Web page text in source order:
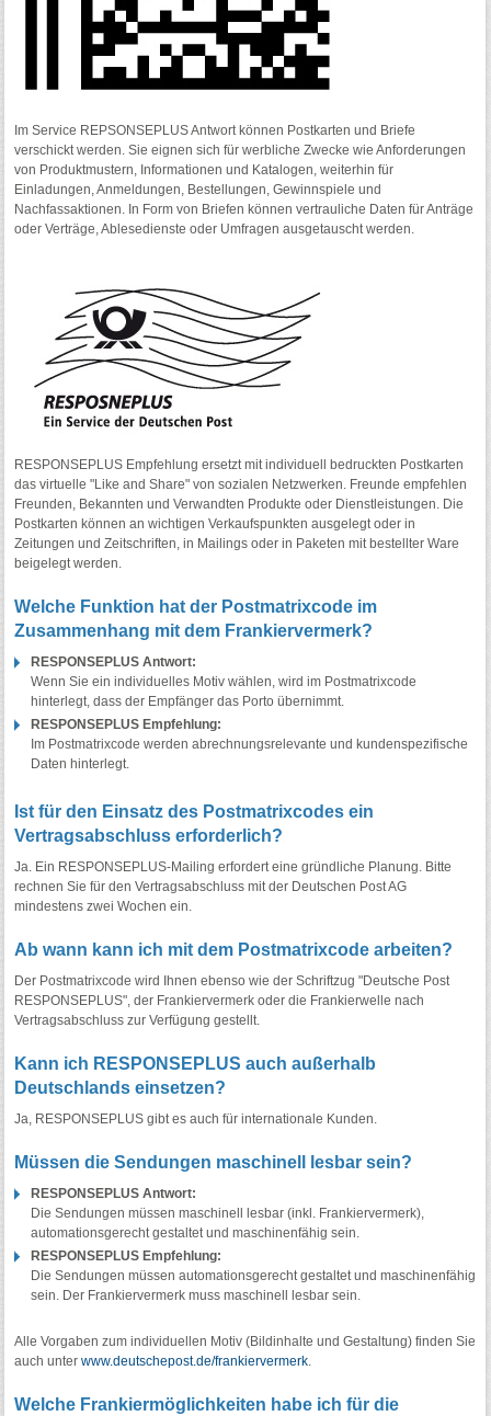
Im Service REPSONSEPLUS Antwort können Postkarten und Briefe
verschickt werden. Sie eignen sich für werbliche Zwecke wie Anforderungen
von Produktmustern, Informationen und Katalogen, weiterhin für
Einladungen, Anmeldungen, Bestellungen, Gewinnspiele und
Nachfassaktionen. In Form von Briefen können vertrauliche Daten für Anträge
oder Verträge, Ablesedienste oder Umfragen ausgetauscht werden.
RESPONSEPLUS Empfehlung ersetzt mit individuell bedruckten Postkarten
das virtuelle "Like and Share" von sozialen Netzwerken. Freunde empfehlen
Freunden, Bekannten und Verwandten Produkte oder Dienstleistungen. Die
Postkarten können an wichtigen Verkaufspunkten ausgelegt oder in
Zeitungen und Zeitschriften, in Mailings oder in Paketen mit bestellter Ware
beigelegt werden.
Welche Funktion hat der Postmatrixcode im
Zusammenhang mit dem Frankiervermerk?
RESPONSEPLUS Antwort:
Wenn Sie ein individuelles Motiv wählen, wird im Postmatrixcode
hinterlegt, dass der Empfänger das Porto übernimmt.
RESPONSEPLUS Empfehlung:
Im Postmatrixcode werden abrechnungsrelevante und kundenspezifische
Daten hinterlegt.
Ist für den Einsatz des Postmatrixcodes ein
Vertragsabschluss erforderlich?
Ja. Ein RESPONSEPLUS-Mailing erfordert eine gründliche Planung. Bitte
rechnen Sie für den Vertragsabschluss mit der Deutschen Post AG
mindestens zwei Wochen ein.
Ab wann kann ich mit dem Postmatrixcode arbeiten?
Der Postmatrixcode wird Ihnen ebenso wie der Schriftzug "Deutsche Post
RESPONSEPLUS", der Frankiervermerk oder die Frankierwelle nach
Vertragsabschluss zur Verfügung gestellt.
Kann ich RESPONSEPLUS auch außerhalb
Deutschlands einsetzen?
Ja, RESPONSEPLUS gibt es auch für internationale Kunden.
Müssen die Sendungen maschinell lesbar sein?
RESPONSEPLUS Antwort:
Die Sendungen müssen maschinell lesbar (inkl. Frankiervermerk),
automationsgerecht gestaltet und maschinenfähig sein.
RESPONSEPLUS Empfehlung:
Die Sendungen müssen automationsgerecht gestaltet und maschinenfähig
sein. Der Frankiervermerk muss maschinell lesbar sein.
Alle Vorgaben zum individuellen Motiv (Bildinhalte und Gestaltung) finden Sie
auch unterwww.deutschepost.de/frankiervermerk.
Welche Frankiermöglichkeiten habe ich für die